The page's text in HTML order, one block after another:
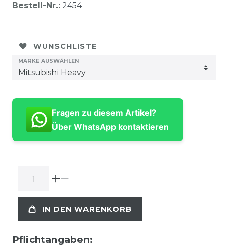
Bestell-Nr.: 2454
WUNSCHLISTE
MARKE AUSWÄHLEN
Fragen zu diesem Artikel?
Über WhatsApp kontaktieren
IN DEN WARENKORB
Pflichtangaben: